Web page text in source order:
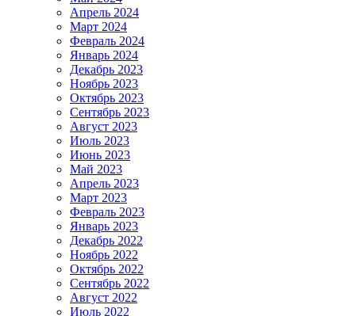
Апрель 2024
Март 2024
Февраль 2024
Январь 2024
Декабрь 2023
Ноябрь 2023
Октябрь 2023
Сентябрь 2023
Август 2023
Июль 2023
Июнь 2023
Май 2023
Апрель 2023
Март 2023
Февраль 2023
Январь 2023
Декабрь 2022
Ноябрь 2022
Октябрь 2022
Сентябрь 2022
Август 2022
Июль 2022